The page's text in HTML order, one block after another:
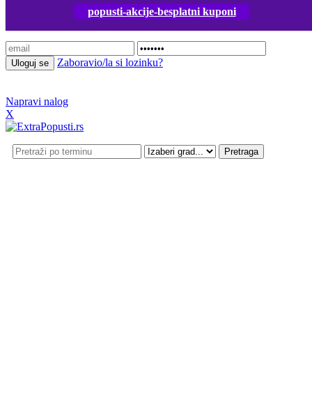
popusti-akcije-besplatni kuponi
Zaboravio/la si lozinku?
Napravi nalog
X